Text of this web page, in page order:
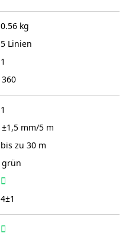
0.56 kg
5 Linien
1
360
1
±1,5 mm/5 m
bis zu 30 m
grün
4±1